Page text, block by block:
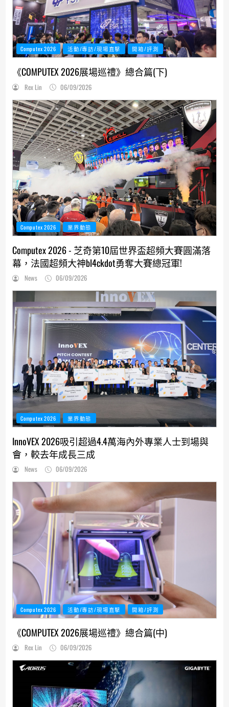
Computex 2026 活動/專訪/現場直擊 開箱/評測
《COMPUTEX 2026展場巡禮》總合篇(下)
Rex Lin 06/09/2026
Computex 2026 業界動態
Computex 2026 - 芝奇第10屆世界盃超頻大賽圓滿落
幕，法國超頻大神bl4ckdot勇奪大賽總冠軍!
News 06/09/2026
Computex 2026 業界動態
InnoVEX 2026吸引超過4.4萬海內外專業人士到場與
會，較去年成長三成
News 06/09/2026
Computex 2026 活動/專訪/現場直擊 開箱/評測
《COMPUTEX 2026展場巡禮》總合篇(中)
Rex Lin 06/09/2026